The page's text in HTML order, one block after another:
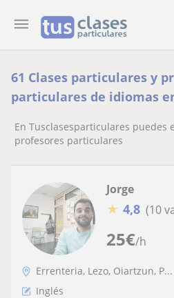
61 Clases particulares y
particulares de idiomas
En Tusclasesparticulares puedes
profesores particulares
25€/h
Jorge
★ 4,8 (10
Errenteria, Lezo, Oiartzun, P...
Inglés